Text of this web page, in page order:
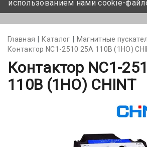
Главная Каталог Магнитные
Контактор NC1-2510 25A 110В (1НО)
Контактор NC1-
110В (1НО) CHINT
использованием нами cookie-